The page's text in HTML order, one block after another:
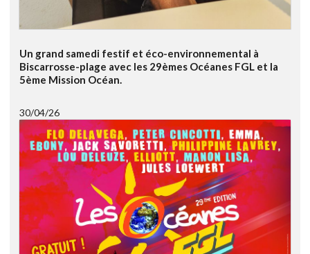
Un grand samedi festif et éco-environnemental à
Biscarrosse-plage avec les 29èmes Océanes FGL et la
5ème Mission Océan.
30/04/26